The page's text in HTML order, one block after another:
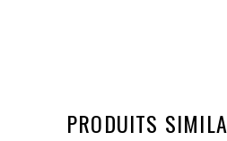
PRODUITS